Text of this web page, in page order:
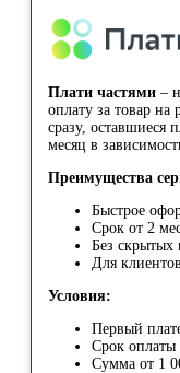
Плати частями –
оплату за товар на
сразу, оставшиеся
месяц в
Преимущества
Быстрое
Срок от 2
Без скрытых
Для
Условия:
Первый
Срок оплаты
Сумма от 1